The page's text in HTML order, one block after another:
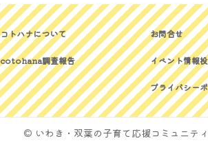
コトハナについて
cotohana調査報告
お問合せ
イベント情報
プライバシー
© いわき・双葉の子育て応援コミュニ